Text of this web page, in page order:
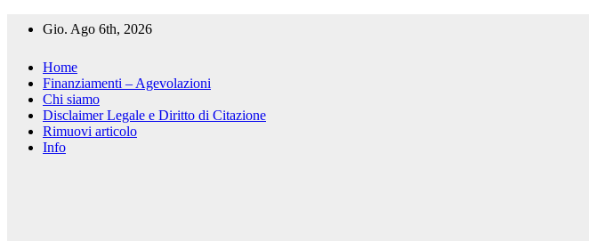
Gio. Ago 6th, 2026
Home
Finanziamenti – Agevolazioni
Chi siamo
Disclaimer Legale e Diritto di Citazione
Rimuovi articolo
Info